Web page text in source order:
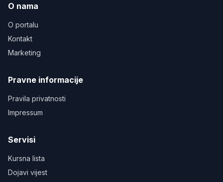
O nama
O portalu
Kontakt
Marketing
Pravne informacije
Pravila privatnosti
Impressum
Servisi
Kursna lista
Dojavi vijest